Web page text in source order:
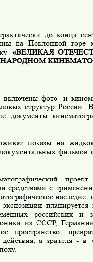
до конца
на Поклонной горе
«ВЕЛИКАЯ
включены фото- и
структур
показы на
средствами с
планируется
российских и
из СССР,
пространство,
а зрителя - в